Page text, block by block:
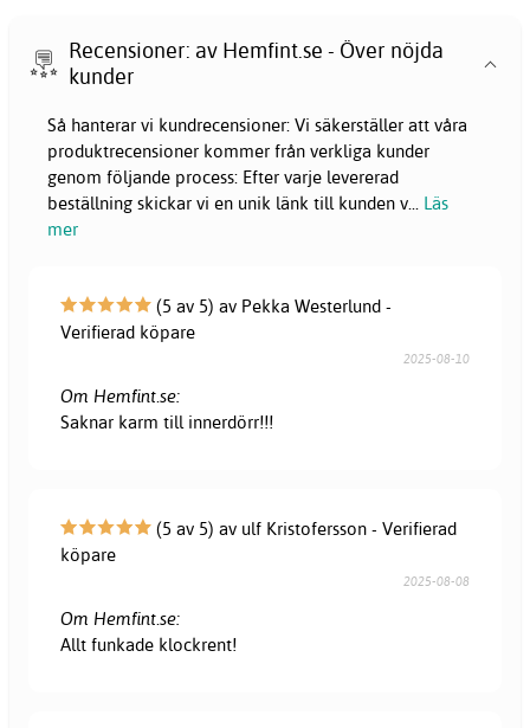
Recensioner: av Hemfint.se - Över nöjda
kunder
Så hanterar vi kundrecensioner: Vi säkerställer att våra
produktrecensioner kommer från verkliga kunder
genom följande process: Efter varje levererad
beställning skickar vi en unik länk till kunden v... Läs
mer
(5 av 5) av Pekka Westerlund -
Verifierad köpare
2025-08-10
Om Hemfint.se:
Saknar karm till innerdörr!!!
(5 av 5) av ulf Kristofersson - Verifierad
köpare
2025-08-08
Om Hemfint.se:
Allt funkade klockrent!